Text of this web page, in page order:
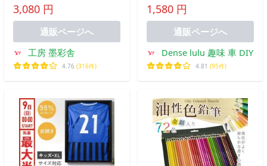
3,080 円
通販ページへ
工房 墨彩舎
4.76 (316件)
1,580 円
通販ページへ
Dense lulu 趣味 車 DIY
4.81 (95件)